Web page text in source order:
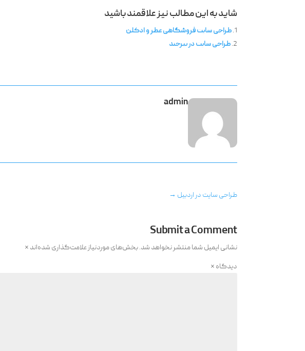
شاید به این مطالب نیز علاقمند باشید
طراحی سایت فروشگاهی عطر و ادکلن
طراحی سایت در بیرجند
admin
طراحی سایت در اردبیل →
Submit a Comment
نشانی ایمیل شما منتشر نخواهد شد.بخش‌های موردنیاز علامت‌گذاری شده‌اند *
دیدگاه *